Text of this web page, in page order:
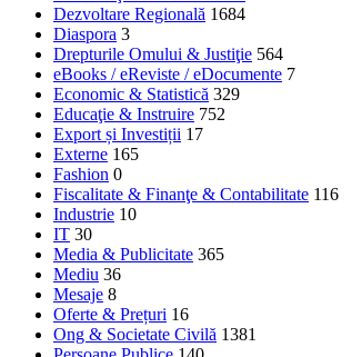
Dezvoltare Regională 1684
Diaspora 3
Drepturile Omului & Justiţie 564
eBooks / eReviste / eDocumente 7
Economic & Statistică 329
Educaţie & Instruire 752
Export și Investiții 17
Externe 165
Fashion 0
Fiscalitate & Finanţe & Contabilitate 116
Industrie 10
IT 30
Media & Publicitate 365
Mediu 36
Mesaje 8
Oferte & Prețuri 16
Ong & Societate Civilă 1381